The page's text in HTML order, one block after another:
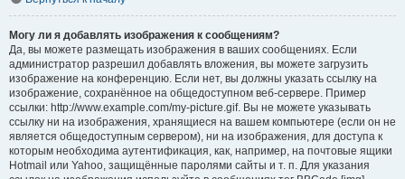
Могу ли я добавлять изображения к сообщениям?
Да, вы можете размещать изображения в ваших сообщениях. Если
администратор разрешил добавлять вложения, вы можете загрузить
изображение на конференцию. Если нет, вы должны указать ссылку на
изображение, сохранённое на общедоступном веб-сервере. Пример
ссылки: http://www.example.com/my-picture.gif. Вы не можете указывать
ссылку ни на изображения, хранящиеся на вашем компьютере (если он не
является общедоступным сервером), ни на изображения, для доступа к
которым необходима аутентификация, как, например, на почтовые ящики
Hotmail или Yahoo, защищённые паролями сайты и т. п. Для указания